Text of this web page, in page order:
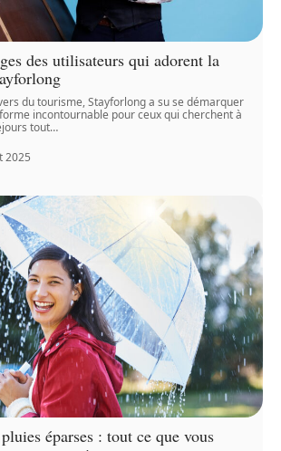
des utilisateurs qui adorent la
du tourisme, Stayforlong a su se démarquer
incontournable pour ceux qui cherchent à
tout…
2025
éparses : tout ce que vous